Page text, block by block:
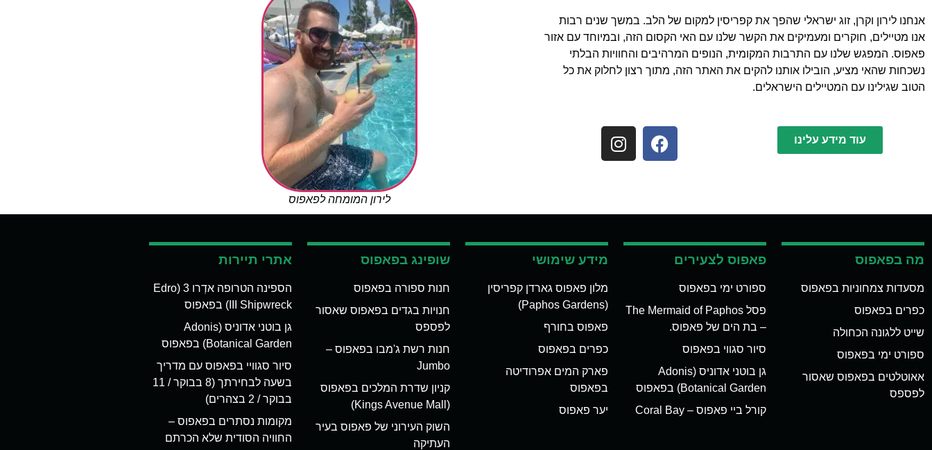
אנחנו לירון וקרן, זוג ישראלי שהפך את קפריסין למקום של הלב. במשך שנים רבות
אנו מטיילים, חוקרים ומעמיקים את הקשר שלנו עם האי הקסום הזה, ובמיוחד עם אזור
פאפוס. המפגש שלנו עם התרבות המקומית, הנופים המרהיבים והחוויות הבלתי
נשכחות שהאי מציע, הובילו אותנו להקים את האתר הזה, מתוך רצון לחלוק את כל
הטוב שגילינו עם המטיילים הישראלים.
עוד מידע עלינו
לירון המומחה לפאפוס
מה בפאפוס
מסעדות צמחוניות בפאפוס
כפרים בפאפוס
שייט ללגונה הכחולה
ספורט ימי בפאפוס
אאוטלטים בפאפוס שאסור
לפספס
פאפוס לצעירים
ספורט ימי בפאפוס
פסל The Mermaid of Paphos
– בת הים של פאפוס.
סיור סגווי בפאפוס
גן בוטני אדוניס (Adonis
Botanical Garden) בפאפוס
קורל ביי פאפוס – Coral Bay
מידע שימושי
מלון פאפוס גארדן קפריסין
(Paphos Gardens)
פאפוס בחורף
כפרים בפאפוס
פארק המים אפרודיטה
בפאפוס
יער פאפוס
שופינג בפאפוס
חנות ספורה בפאפוס
חנויות בגדים בפאפוס שאסור
לפספס
חנות רשת ג'מבו בפאפוס –
Jumbo
קניון שדרת המלכים בפאפוס
(Kings Avenue Mall)
השוק העירוני של פאפוס בעיר
העתיקה
אתרי תיירות
הספינה הטרופה אדְרו 3 (Edro
III Shipwreck) בפאפוס
גן בוטני אדוניס (Adonis
Botanical Garden) בפאפוס
סיור סגוויי בפאפוס עם מדריך
בשעה לבחירתך (8 בבוקר / 11
בבוקר / 2 בצהרים)
מקומות נסתרים בפאפוס –
החוויה הסודית שלא הכרתם